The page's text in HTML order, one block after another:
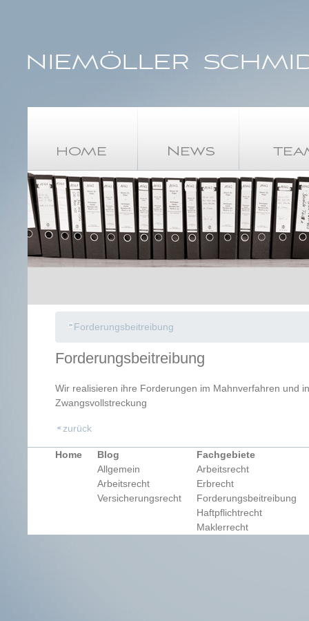
Forderungsbeitreibung
Forderungsbeitreibung
Wir realisieren ihre Forderungen im Mahnverfahren und
Zwangsvollstreckung
zurück
Home Blog
Fachgebiete
Allgemein
Arbeitsrecht
Versicherungsrecht
Arbeitsrecht
Erbrecht
Forderungsbeitreibung
Haftpflichtrecht
Maklerrecht